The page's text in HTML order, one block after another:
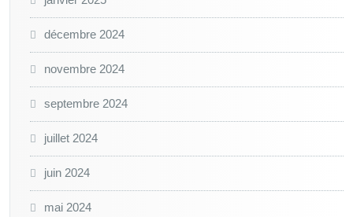
décembre 2024
novembre 2024
septembre 2024
juillet 2024
juin 2024
mai 2024